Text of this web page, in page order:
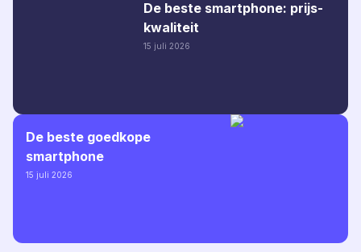
De beste smartphone: prijs-
kwaliteit
15 juli 2026
De beste goedkope
smartphone
15 juli 2026